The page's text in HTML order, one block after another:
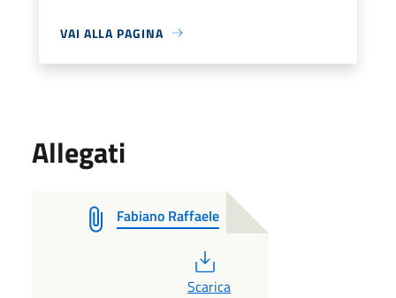
VAI ALLA PAGINA
Allegati
Fabiano Raffaele
Scarica